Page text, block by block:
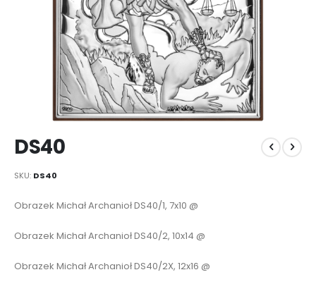
na
początek
galerii
DS40
SKU DS40
Elementy
Obrazek Michał Archanioł DS40/1, 7x10 @
Obrazek Michał Archanioł DS40/2, 10x14 @
Obrazek Michał Archanioł DS40/2X, 12x16 @